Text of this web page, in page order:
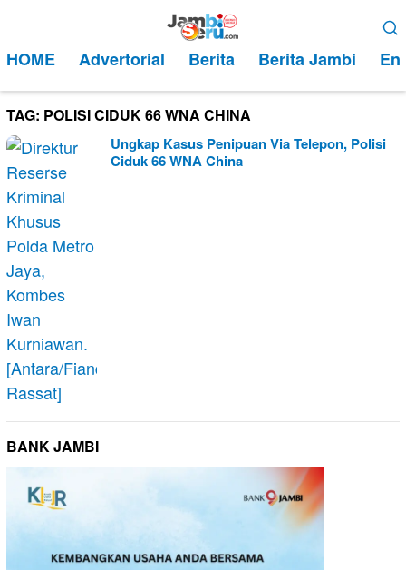
kontenMobile
HOME Advertorial Berita Berita Jambi
TAG: POLISI CIDUK 66 WNA CHINA
Ungkap Kasus Penipuan Via Telepon, Polisi
Ciduk 66 WNA China
BANK JAMBI